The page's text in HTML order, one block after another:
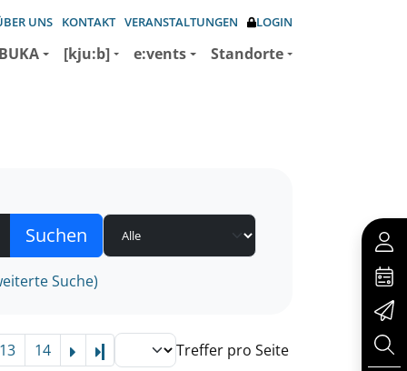
UNS KONTAKT VERANSTALTUNGEN LOGIN
[kju:b] e:vents Standorte
Suche)
13 14 Letzte SeiteTreffer pro Seite